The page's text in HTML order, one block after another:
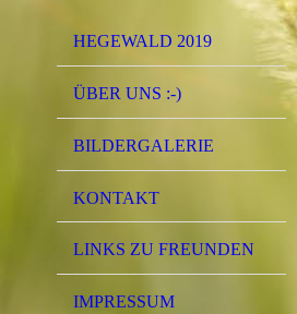
HEGEWALD 2019
ÜBER UNS :-)
BILDERGALERIE
KONTAKT
LINKS ZU FREUNDEN
IMPRESSUM